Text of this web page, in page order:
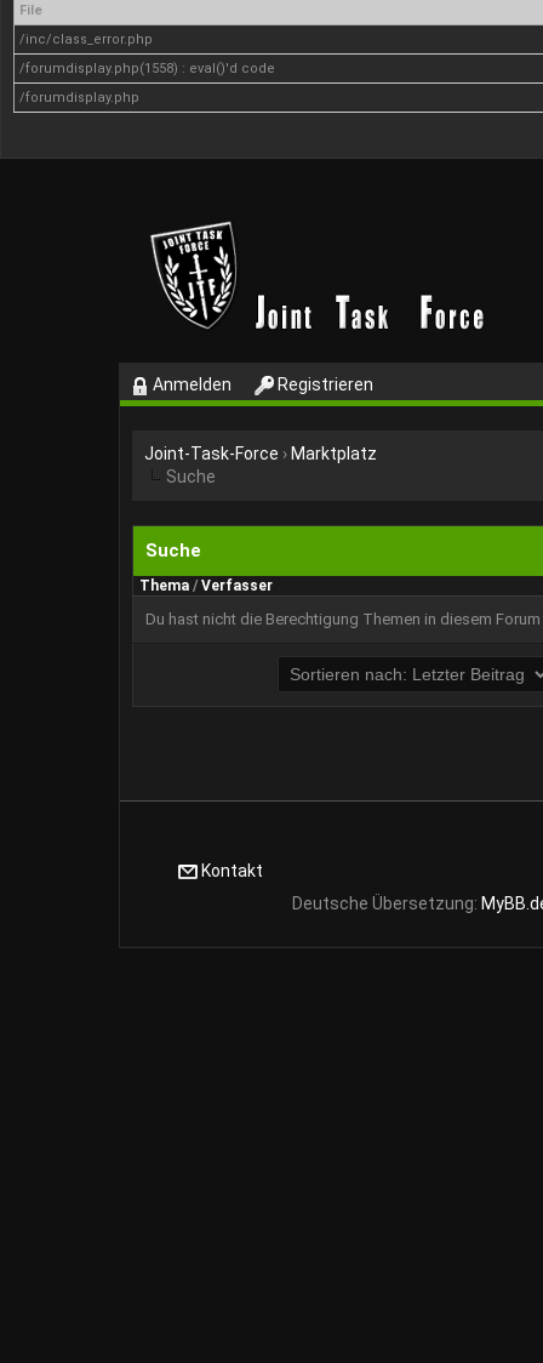
File
/inc/class_error.php
/forumdisplay.php(1558) : eval()'d code
/forumdisplay.php
Anmelden Registrieren
Joint-Task-Force › Marktplatz
Suche
Suche
Thema / Verfasser
Du hast nicht die Berechtigung Themen in diesem
Kontakt
Deutsche Übersetzung: